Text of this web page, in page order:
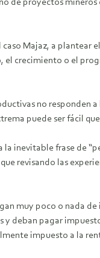
de proyectos mineros
Majaz, a plantear
crecimiento o el
no responden
puede ser fácil
inevitable frase de
revisando las
muy poco o nada
y deban pagar
impuesto a la